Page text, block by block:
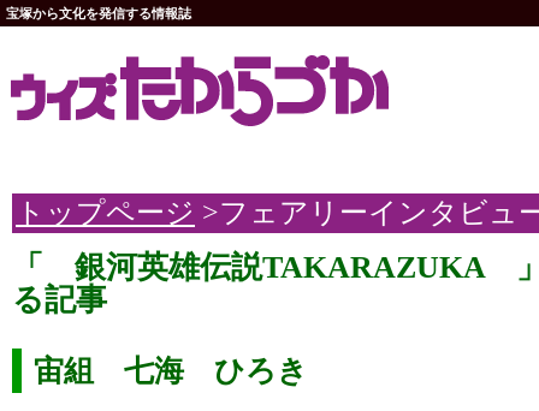
宝塚から文化を発信する情報誌
トップページ >フェアリーインタビュ
「 銀河英雄伝説TAKARAZUKA
る記事
宙組 七海 ひろき